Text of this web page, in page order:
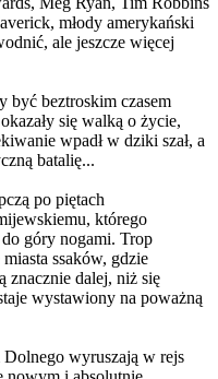
młody amerykański
ale jeszcze więcej
być beztroskim czasem
się walką o życie,
wpadł w dziki szał, a
batalię...
po piętach
którego
góry nogami. Trop
ssaków, gdzie
znacznie dalej, niż się
wystawiony na poważną
wyruszają w rejs